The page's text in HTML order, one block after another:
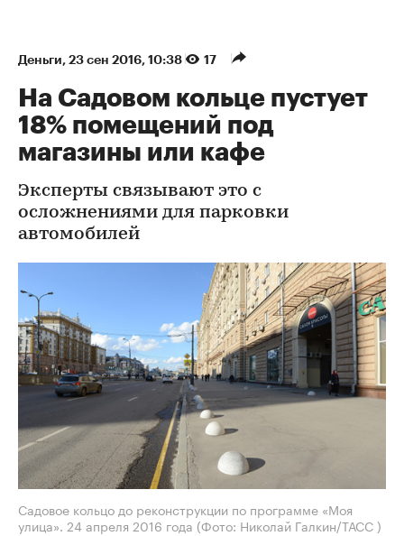
Деньги⁠, 23 сен 2016, 10:38 17
На Садовом кольце пустует
18% помещений под
магазины или кафе
Эксперты связывают это с
осложнениями для парковки
автомобилей
Садовое кольцо до реконструкции по программе «Моя
улица». 24 апреля 2016 года(Фото: Николай Галкин/ТАСС )